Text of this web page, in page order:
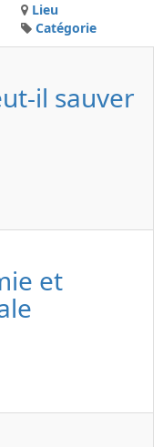
Lieu
Catégorie
il sauver
et